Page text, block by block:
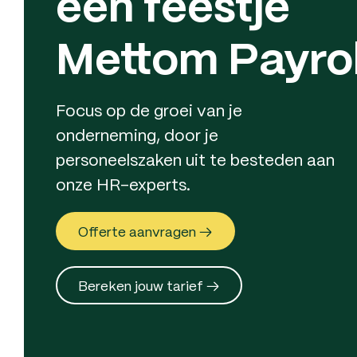
een feestje
Mettom
Focus op de groei van je
onderneming, door je
personeelszaken uit te besteden aan
onze HR-experts.
Offerte aanvragen →
Bereken jouw tarief →